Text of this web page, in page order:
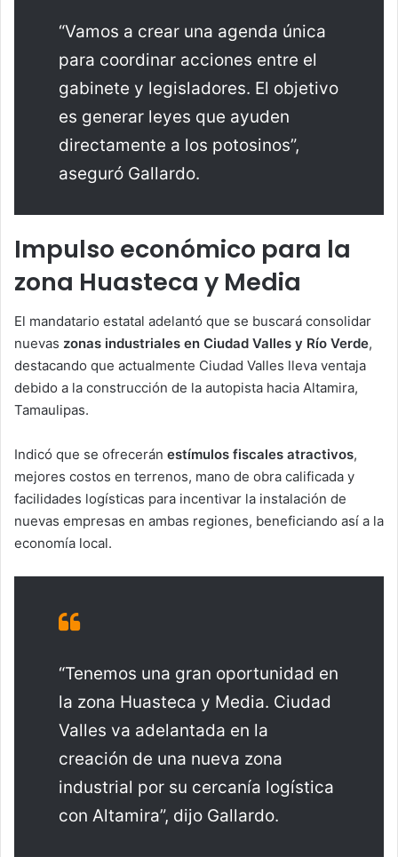
“Vamos a crear una agenda única
para coordinar acciones entre el
gabinete y legisladores. El objetivo
es generar leyes que ayuden
directamente a los potosinos”,
aseguró Gallardo.
Impulso económico para la
zona Huasteca y Media
El mandatario estatal adelantó que se buscará consolidar
nuevas zonas industriales en Ciudad Valles y Río Verde,
destacando que actualmente Ciudad Valles lleva ventaja
debido a la construcción de la autopista hacia Altamira,
Tamaulipas.
Indicó que se ofrecerán estímulos fiscales atractivos,
mejores costos en terrenos, mano de obra calificada y
facilidades logísticas para incentivar la instalación de
nuevas empresas en ambas regiones, beneficiando así a la
economía local.
“Tenemos una gran oportunidad en
la zona Huasteca y Media. Ciudad
Valles va adelantada en la
creación de una nueva zona
industrial por su cercanía logística
con Altamira”, dijo Gallardo.